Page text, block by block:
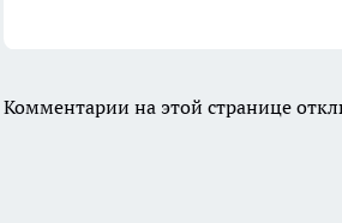
Комментарии на этой странице